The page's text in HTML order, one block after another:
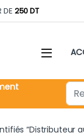
DE 250 DT
“Distributeur